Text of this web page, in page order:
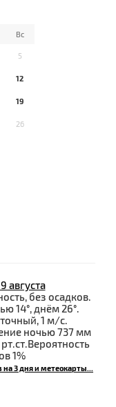
Вс
5
12
19
26
августа
без осадков.
14°, днём 26°.
1 м/с.
ночью 737 мм
1%
на 3 дня и метеокарты...